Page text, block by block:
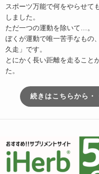
スポーツ万能で何をやらせて
しました。
ただ一つの運動を除いて…。
ぼくが運動で唯一苦手なもの
久走」です。
とにかく長い距離を走ること
た。
続きはこちらから・